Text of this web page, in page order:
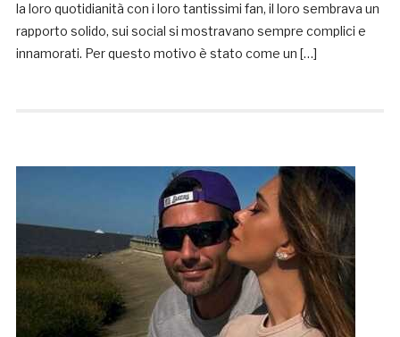
la loro quotidianità con i loro tantissimi fan, il loro sembrava un
rapporto solido, sui social si mostravano sempre complici e
innamorati. Per questo motivo è stato come un […]